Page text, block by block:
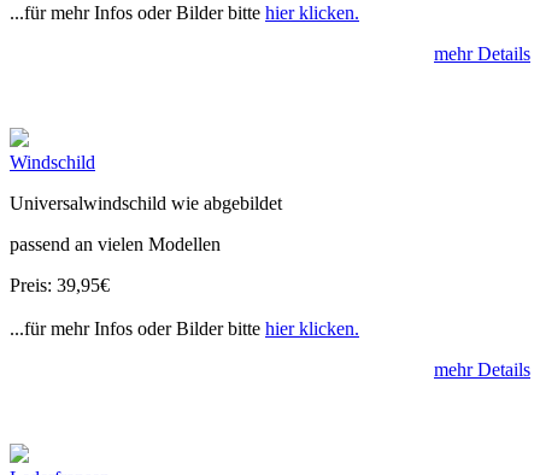
...für mehr Infos oder Bilder bitte hier klicken.
mehr Details
Windschild
Universalwindschild wie abgebildet
passend an vielen Modellen
Preis: 39,95€
...für mehr Infos oder Bilder bitte hier klicken.
mehr Details